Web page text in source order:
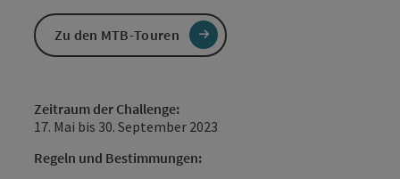
Zu den MTB-Touren
Zeitraum der Challenge:
17. Mai bis 30. September 2023
Regeln und Bestimmungen: